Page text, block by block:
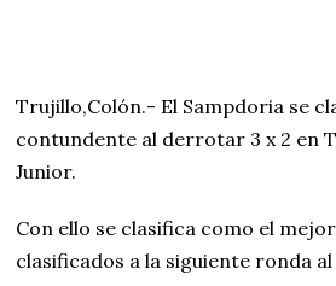
Trujillo,Colón.- El Sampdoria se
contundente al derrotar 3 x 2 en
Junior.
Con ello se clasifica como el
clasificados a la siguiente ronda